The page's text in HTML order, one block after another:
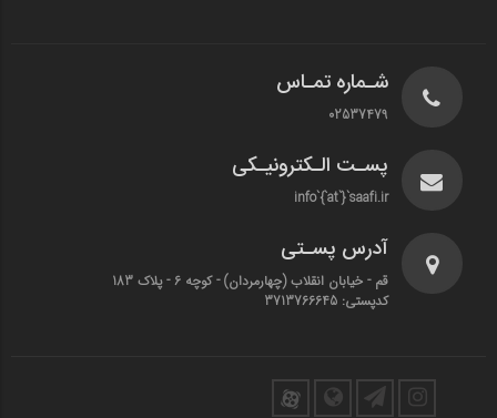
شـماره تمـاس
02537479
پسـت الـکترونیـکی
info`{`at`}`saafi.ir
آدرس پسـتی
قم - خیابان انقلاب (چهارمردان)‌ - کوچه 6 - پلاک 183
کدپستی: 3713766645